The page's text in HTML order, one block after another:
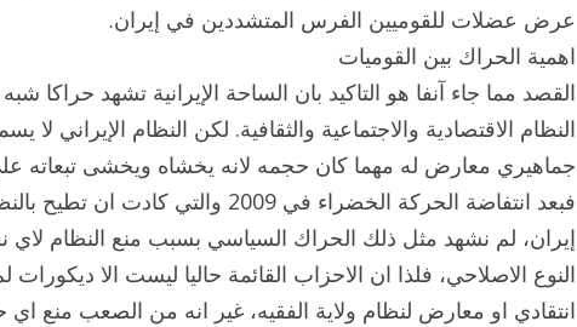
عرض عضلات للقوميين الفرس المتشددين في إيران.
اهمية الحراك بين القوميات
القصد مما جاء آنفا هو التاكيد بان الساحة الإيرانية تشهد
النظام الاقتصادية والاجتماعية والثقافية. لكن النظام الإيراني
جماهيري معارض له مهما كان حجمه لانه يخشاه ويخشى تبعاته
فبعد انتفاضة الحركة الخضراء في 2009
إيران، لم نشهد مثل ذلك الحراك السياسي بسبب منع النظام
النوع الاصلاحي، فلذا ان الاحزاب القائمة حاليا ليست الا
انتقادي او معارض لنظام ولاية الفقيه، غير انه من الصعب منع